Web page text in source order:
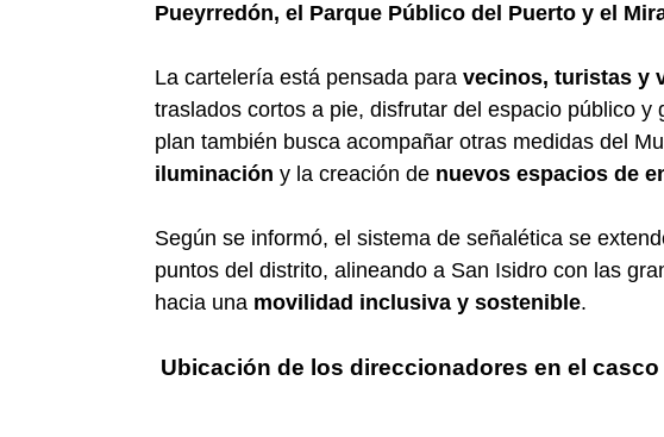
Pueyrredón, el Parque Público del Puerto y el
La cartelería está pensada para vecinos, turistas y
traslados cortos a pie, disfrutar del espacio público y
plan también busca acompañar otras medidas del
iluminación y la creación de nuevos espacios de
Según se informó, el sistema de señalética se
puntos del distrito, alineando a San Isidro con las
hacia una movilidad inclusiva y sostenible.
Ubicación de los direccionadores en el